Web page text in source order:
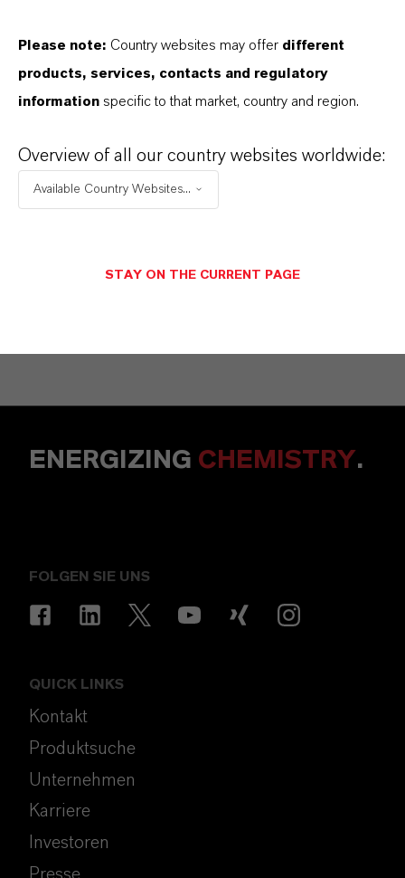
Die Datenschutzhinweise wurden gelesen
und akzeptiert.* Hier finden Sie unsere
Datenschutzhinweise
ENERGIZING CHEMISTRY.
FOLGEN SIE UNS
QUICK LINKS
Kontakt
Produktsuche
Unternehmen
Karriere
Investoren
Presse
Please note: Country websites may offer different
products, services, contacts and regulatory
information specific to that market, country and region.
Overview of all our country websites worldwide:
Available Country Websites...
STAY ON THE CURRENT PAGE